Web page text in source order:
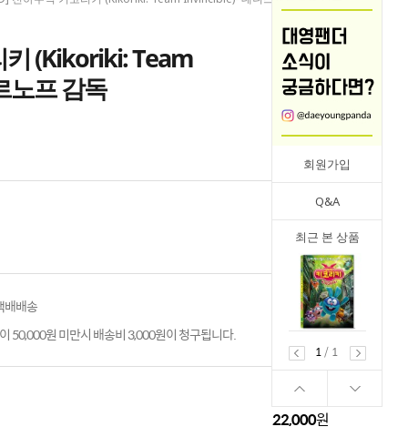
회원가입
Q&A
최근 본 상품
1
/ 1
키 (Kikoriki: Team
노프 감독
배배송
50,000원 미만시 배송비 3,000원이 청구됩니다.
22,000원